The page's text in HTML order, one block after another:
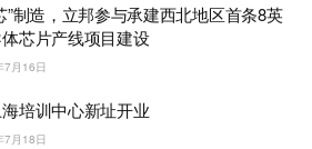
”制造，立邦参与承建西北地区首条8英
芯片产线项目建设
7月16日
培训中心新址开业
7月18日